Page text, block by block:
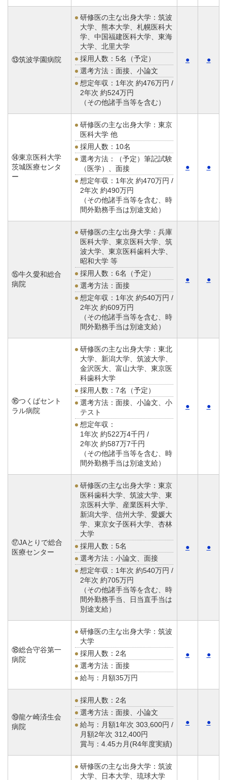
⑬筑波学園病院
研修医の主な出身大学：筑波
大学、熊本大学、札幌医科大
学、中国福建医科大学、東海
大学、北里大学
採用人数：5名（予定）
選考方法：面接、小論文
想定年収： 1年次 約476万円 /
2年次 約524万円
（その他諸手当等を含む）
● ●
⑭東京医科大学
茨城医療センタ
ー
研修医の主な出身大学：東京
医科大学 他
採用人数：10名
選考方法：（予定）筆記試験
（医学）、面接
想定年収： 1年次 約470万円 /
2年次 約490万円
（その他諸手当等を含む、時
間外勤務手当は別途支給）
● ●
⑮牛久愛和総合
病院
研修医の主な出身大学：兵庫
医科大学、東京医科大学、筑
波大学、東京医科歯科大学、
昭和大学 等
採用人数：6名（予定）
選考方法：面接
想定年収： 1年次 約540万円 /
2年次 約609万円
（その他諸手当等を含む、時
間外勤務手当は別途支給）
● ●
⑯つくばセント
ラル病院
研修医の主な出身大学：東北
大学、新潟大学、筑波大学、
金沢医大、富山大学、東京医
科歯科大学
採用人数：7名（予定）
選考方法：面接、小論文、小
テスト
想定年収：
1年次 約522万4千円 /
2年次 約587万7千円
（その他諸手当等を含む、時
間外勤務手当は別途支給）
● ●
⑰JAとりで総合
医療センター
研修医の主な出身大学：東京
医科歯科大学、筑波大学、東
京医科大学、産業医科大学、
新潟大学、信州大学、愛媛大
学、東京女子医科大学、杏林
大学
採用人数：5名
選考方法：小論文、面接
想定年収： 1年次 約540万円 /
2年次 約705万円
（その他諸手当等を含む、時
間外勤務手当、日当直手当は
別途支給）
● ●
⑱総合守谷第一
病院
研修医の主な出身大学：筑波
大学
採用人数：2名
選考方法：面接
給与： 月額35万円
● ●
⑲龍ケ崎済生会
病院
採用人数：2名
選考方法：面接、小論文
給与： 月額1年次 303,600円 /
月額2年次 312,400円
賞与：4.45カ月(R4年度実績)
● ●
研修医の主な出身大学：筑波
大学、日本大学、琉球大学